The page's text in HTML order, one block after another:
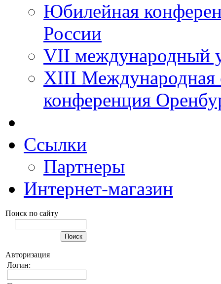
Юбилейная
России
VII международный
XIII Международная
конференция
Ссылки
Партнеры
Интернет-магазин
Поиск по сайту
Авторизация
Логин: